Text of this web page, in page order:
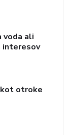
voda ali
interesov
kot otroke